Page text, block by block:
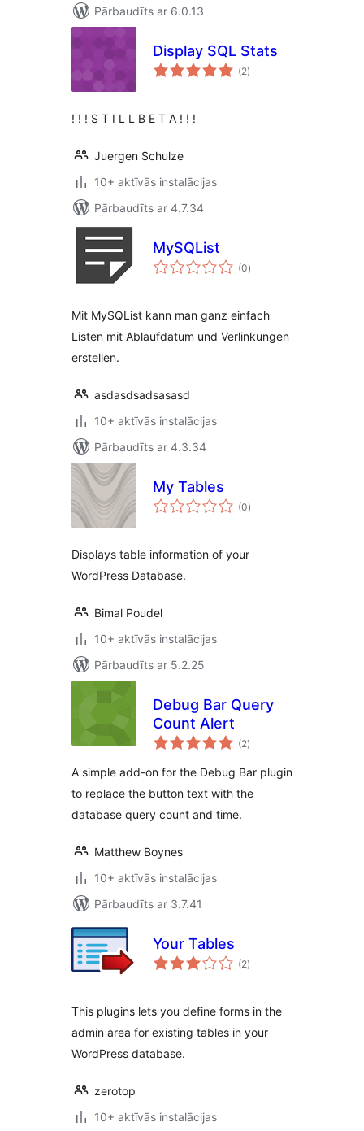
Pārbaudīts ar 6.0.13
Display SQL Stats
(2vērtējumu
kopsumma
)
! ! ! S T I L L B E T A ! ! !
Juergen Schulze
10+ aktīvās instalācijas
Pārbaudīts ar 4.7.34
MySQList
(0vērtējumu
kopsumma
)
Mit MySQList kann man ganz einfach
Listen mit Ablaufdatum und Verlinkungen
erstellen.
asdasdsadsasasd
10+ aktīvās instalācijas
Pārbaudīts ar 4.3.34
My Tables
(0vērtējumu
kopsumma
)
Displays table information of your
WordPress Database.
Bimal Poudel
10+ aktīvās instalācijas
Pārbaudīts ar 5.2.25
Debug Bar Query
Count Alert
(2vērtējumu
kopsumma
)
A simple add-on for the Debug Bar plugin
to replace the button text with the
database query count and time.
Matthew Boynes
10+ aktīvās instalācijas
Pārbaudīts ar 3.7.41
Your Tables
(2vērtējumu
kopsumma
)
This plugins lets you define forms in the
admin area for existing tables in your
WordPress database.
zerotop
10+ aktīvās instalācijas